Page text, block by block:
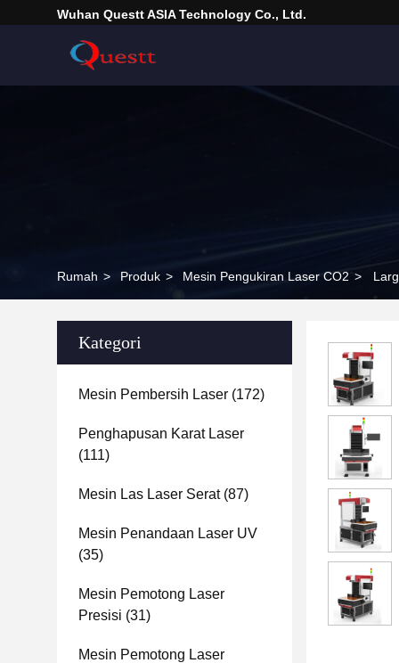
Wuhan Questt ASIA Technology Co., Ltd.
Rumah > Produk > Mesin Pengukiran Laser CO2 >
Kategori
Mesin Pembersih Laser (172)
Penghapusan Karat Laser
(111)
Mesin Las Laser Serat(87)
Mesin Penandaan Laser UV
(35)
Mesin Pemotong Laser
Presisi (31)
Mesin Pemotong Laser